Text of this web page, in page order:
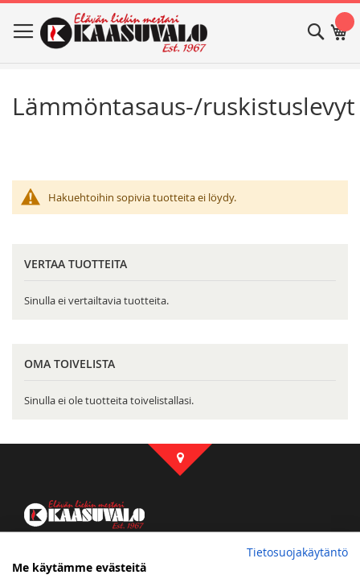
to
Content
Haku
Lämmöntasaus-/ruskistuslevyt
Hakuehtoihin sopivia tuotteita ei löydy.
VERTAA TUOTTEITA
Sinulla ei vertailtavia tuotteita.
OMA TOIVELISTA
Sinulla ei ole tuotteita toivelistallasi.
Tietosuojakäytäntö
Me käytämme evästeitä